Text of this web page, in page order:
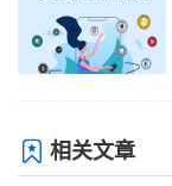
相关文章